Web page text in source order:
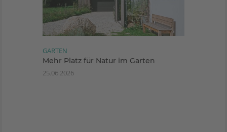
GARTEN
Mehr Platz für Natur im Garten
25.06.2026